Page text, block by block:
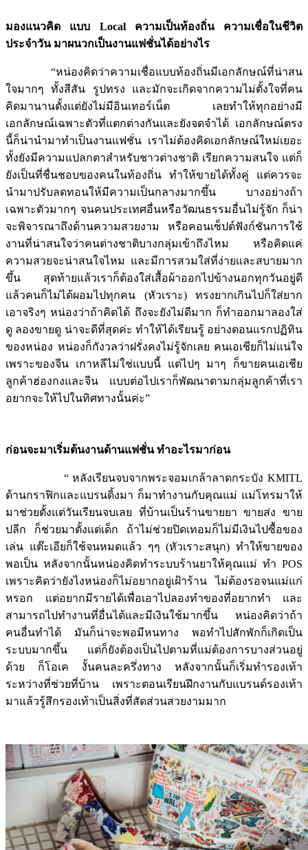
มองแนวคิด แบบ Local ความเป็นท้องถิ่น ความเชื่อในชีวิต
ประจำวัน มาผนวกเป็นงานแฟชั่นได้อย่างไร
“หน่องคิดว่าความเชื่อแบบท้องถิ่นมีเอกลักษณ์ที่น่าสน
ใจมากๆ ทั้งสีสัน รูปทรง และมักจะเกิดจากความไม่ตั้งใจที่คน
คิดมานานตั้งแต่ยังไม่มีอินเทอร์เน็ต เลยทำให้ทุกอย่างมี
เอกลักษณ์เฉพาะตัวที่แตกต่างกันและยังจดจำได้ เอกลักษณ์ตรง
นี้ก็น่านำมาทำเป็นงานแฟชั่น เราไม่ต้องคิดเอกลักษณ์ใหม่เยอะ
ทั้งยังมีความแปลกตาสำหรับชาวต่างชาติ เรียกความสนใจ แต่ก็
ยังเป็นที่ชื่นชอบของคนในท้องถิ่น ทำให้ขายได้ทั้งคู่ แต่ควรจะ
นำมาปรับลดทอนให้มีความเป็นกลางมากขึ้น บางอย่างถ้า
เฉพาะตัวมากๆ จนคนประเทศอื่นหรือวัฒนธรรมอื่นไม่รู้จัก ก็น่า
จะพิจารณาถึงด้านความสวยงาม หรือคอนเซ็ปต์ฟังก์ชันการใช้
งานที่น่าสนใจว่าคนต่างชาติบางกลุ่มเข้าถึงไหม หรือคิดแค่
ความสวยจะน่าสนใจไหม และมีการสวมใส่ที่ง่ายและสบายมาก
ขึ้น สุดท้ายแล้วเราก็ต้องใส่เสื้อผ้าออกไปข้างนอกทุกวันอยู่ดี
แล้วคนก็ไม่ได้ผอมไปทุกคน (หัวเราะ) ทรงยากเกินไปก็ใส่ยาก
เอาจริงๆ หน่องว่าถ้าคิดได้ ถึงจะยังไม่ดีมาก ก็ทำออกมาลองใส่
ดู ลองขายดู น่าจะดีที่สุดค่ะ ทำให้ได้เรียนรู้ อย่างตอนแรกปฏิทิน
ของหน่อง หน่องก็กังวลว่าฝรั่งคงไม่รู้จักเลย คนเอเชียก็ไม่แน่ใจ
เพราะของจีน เกาหลีไม่ใช่แบบนี้ แต่ไปๆ มาๆ ก็ขายคนเอเชีย
ลูกค้าฮ่องกงและจีน แบบต่อไปเราก็พัฒนาตามกลุ่มลูกค้าที่เรา
อยากจะให้ไปในทิศทางนั้นค่ะ”
ก่อนจะมาเริ่มต้นงานด้านแฟชั่น ทำอะไรมาก่อน
“ หลังเรียนจบจากพระจอมเกล้าลาดกระบัง KMITL
ด้านกราฟิกและแบรนดิ้งมา ก็มาทำงานกับคุณแม่ แม่โทรมาให้
มาช่วยตั้งแต่วันเรียนจบเลย ที่บ้านเป็นร้านขายยา ขายส่ง ขาย
ปลีก ก็ช่วยมาตั้งแต่เด็ก ถ้าไม่ช่วยปิดเทอมก็ไม่มีเงินไปซื้อของ
เล่น แต๊ะเอียก็ใช้จนหมดแล้ว ๆๆ (หัวเราะสนุก) ทำให้ขายของ
พอเป็น หลังจากนั้นหน่องคิดทำระบบร้านยาให้คุณแม่ ทำ POS
เพราะคิดว่ายังไงหน่องก็ไม่อยากอยู่เฝ้าร้าน ไม่ต้องรอจนแม่แก่
หรอก แต่อยากมีรายได้เพื่อเอาไปลองทำของที่อยากทำ และ
สามารถไปทำงานที่อื่นได้และมีเงินใช้มากขึ้น หน่องคิดว่าถ้า
คนอื่นทำได้ มันก็น่าจะพอมีหนทาง พอทำไปสักพักก็เกิดเป็น
ระบบมากขึ้น แต่ก็ยังต้องเป็นไปตามที่แม่ต้องการบางส่วนอยู่
ด้วย ก็โอเค งั้นคนละครึ่งทาง หลังจากนั้นก็เริ่มทำรองเท้า
ระหว่างที่ช่วยที่บ้าน เพราะตอนเรียนฝึกงานกับแบรนด์รองเท้า
มาแล้วรู้สึกรองเท้าเป็นสิ่งที่สัดส่วนสวยงามมาก